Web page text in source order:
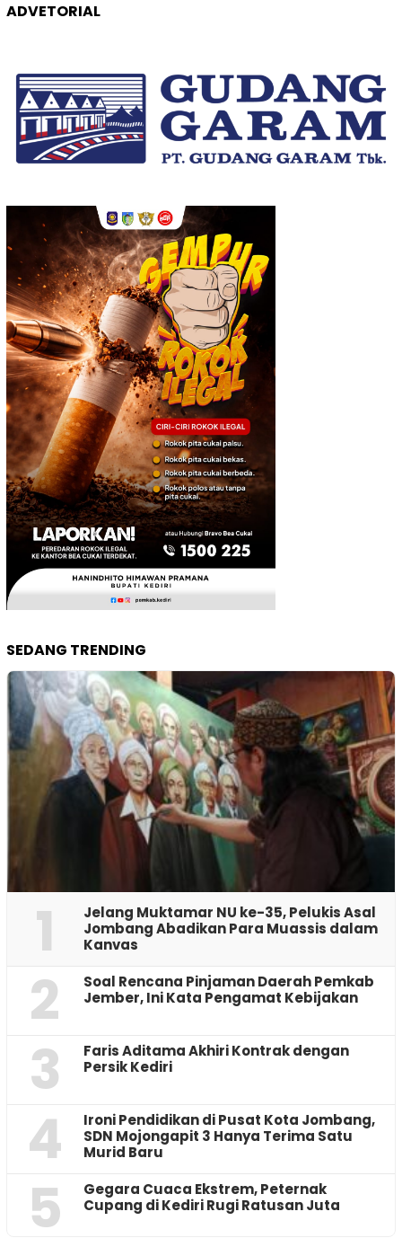
ADVETORIAL
SEDANG TRENDING
1
Jelang Muktamar NU ke-35, Pelukis Asal
Jombang Abadikan Para Muassis dalam
Kanvas
2
‎Soal Rencana Pinjaman Daerah Pemkab
Jember, Ini Kata Pengamat Kebijakan ‎
3
Faris Aditama Akhiri Kontrak dengan
Persik Kediri
4
Ironi Pendidikan di Pusat Kota Jombang,
SDN Mojongapit 3 Hanya Terima Satu
Murid Baru
5
‎Gegara Cuaca Ekstrem, Peternak
Cupang di Kediri Rugi Ratusan Juta